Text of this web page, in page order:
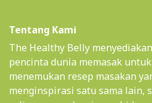
Tentang Kami
The Healthy Belly
pencinta dunia memasak
menemukan resep masakan
menginspirasi satu sama lain,